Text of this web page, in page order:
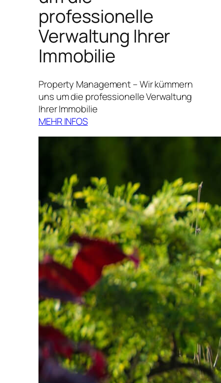
professionelle
Verwaltung Ihrer
Immobilie
Property Management – Wir kümmern
uns um die professionelle Verwaltung
Ihrer Immobilie
MEHR INFOS